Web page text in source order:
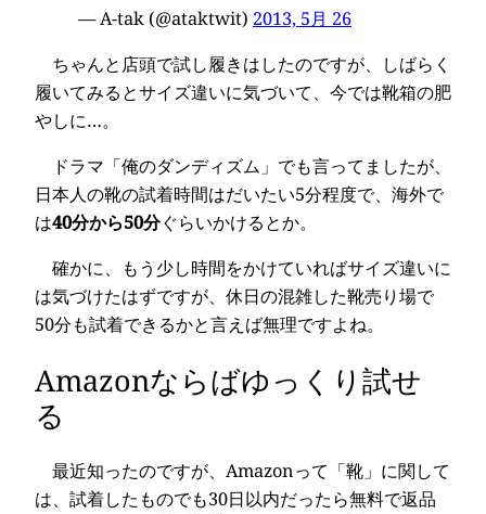
— A-tak (@ataktwit) 2013, 5月 26
ちゃんと店頭で試し履きはしたのですが、しばらく
履いてみるとサイズ違いに気づいて、今では靴箱の肥
やしに…。
ドラマ「俺のダンディズム」でも言ってましたが、
日本人の靴の試着時間はだいたい5分程度で、海外で
は40分から50分ぐらいかけるとか。
確かに、もう少し時間をかけていればサイズ違いに
は気づけたはずですが、休日の混雑した靴売り場で
50分も試着できるかと言えば無理ですよね。
Amazonならばゆっくり試せ
る
最近知ったのですが、Amazonって「靴」に関して
は、試着したものでも30日以内だったら無料で返品